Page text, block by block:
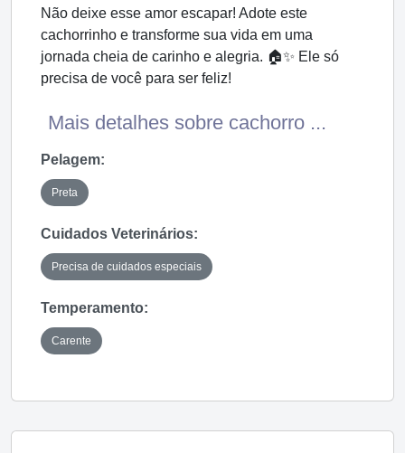
Não deixe esse amor escapar! Adote este
cachorrinho e transforme sua vida em uma
jornada cheia de carinho e alegria. 🏠✨ Ele só
precisa de você para ser feliz!
Mais detalhes sobre cachorro ...
Pelagem:
Preta
Cuidados Veterinários:
Precisa de cuidados especiais
Temperamento:
Carente